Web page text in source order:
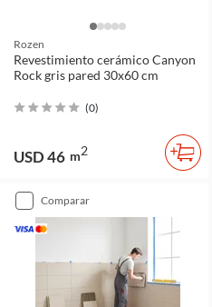
Rozen
Revestimiento cerámico Canyon
Rock gris pared 30x60 cm
(0)
USD 46 m2
comparar